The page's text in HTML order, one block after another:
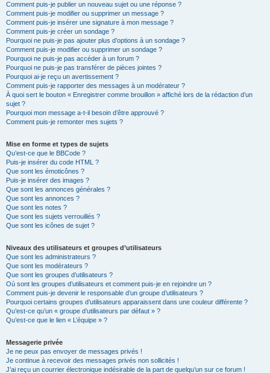
Comment puis-je publier un nouveau sujet ou une réponse ?
Comment puis-je modifier ou supprimer un message ?
Comment puis-je insérer une signature à mon message ?
Comment puis-je créer un sondage ?
Pourquoi ne puis-je pas ajouter plus d’options à un sondage ?
Comment puis-je modifier ou supprimer un sondage ?
Pourquoi ne puis-je pas accéder à un forum ?
Pourquoi ne puis-je pas transférer de pièces jointes ?
Pourquoi ai-je reçu un avertissement ?
Comment puis-je rapporter des messages à un modérateur ?
À quoi sert le bouton « Enregistrer comme brouillon » affiché lors de la rédaction d’un
sujet ?
Pourquoi mon message a-t-il besoin d’être approuvé ?
Comment puis-je remonter mes sujets ?
Mise en forme et types de sujets
Qu’est-ce que le BBCode ?
Puis-je insérer du code HTML ?
Que sont les émoticônes ?
Puis-je insérer des images ?
Que sont les annonces générales ?
Que sont les annonces ?
Que sont les notes ?
Que sont les sujets verrouillés ?
Que sont les icônes de sujet ?
Niveaux des utilisateurs et groupes d’utilisateurs
Que sont les administrateurs ?
Que sont les modérateurs ?
Que sont les groupes d’utilisateurs ?
Où sont les groupes d’utilisateurs et comment puis-je en rejoindre un ?
Comment puis-je devenir le responsable d’un groupe d’utilisateurs ?
Pourquoi certains groupes d’utilisateurs apparaissent dans une couleur différente ?
Qu’est-ce qu’un « groupe d’utilisateurs par défaut » ?
Qu’est-ce que le lien « L’équipe » ?
Messagerie privée
Je ne peux pas envoyer de messages privés !
Je continue à recevoir des messages privés non sollicités !
J’ai reçu un courrier électronique indésirable de la part de quelqu’un sur ce forum !